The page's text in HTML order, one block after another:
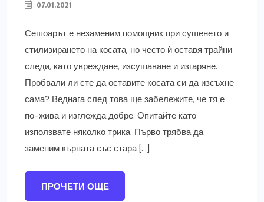
07.01.2021
Сешоарът е незаменим помощник при сушенето и
стилизирането на косата, но често ѝ оставя трайни
следи, като увреждане, изсушаване и изгаряне.
Пробвали ли сте да оставите косата си да изсъхне
сама? Веднага след това ще забележите, че тя е
по-жива и изглежда добре. Опитайте като
използвате няколко трика. Първо трябва да
заменим кърпата със стара […]
ПРОЧЕТИ ОЩЕ